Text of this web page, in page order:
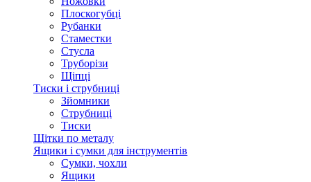
Плоскогубці
Рубанки
Стаместки
Стусла
Труборізи
Щіпці
Тиски і струбниці
Зйомники
Струбниці
Тиски
Щітки по металу
Ящики і сумки для інструментів
Сумки, чохли
Ящики